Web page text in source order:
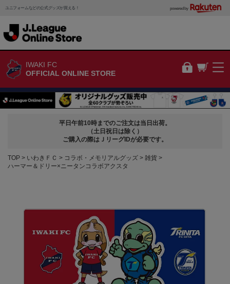
ユニフォームなどの公式グッズが買える！ powered by
IWAKI FC
OFFICIAL ONLINE STORE
平日午前10時までのご注文は当日出荷。
（土日祝日は除く）
ご購入の際はＪリーグIDが必要です。
TOP いわきＦＣ コラボ・メモリアルグッズ
雑貨
ハーマー＆ドリー×ニータンコラボアクスタ